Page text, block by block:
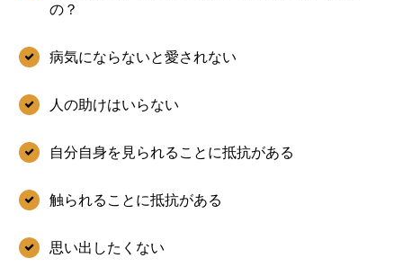
の？
病気にならないと愛されない
人の助けはいらない
自分自身を見られることに抵抗がある
触られることに抵抗がある
思い出したくない